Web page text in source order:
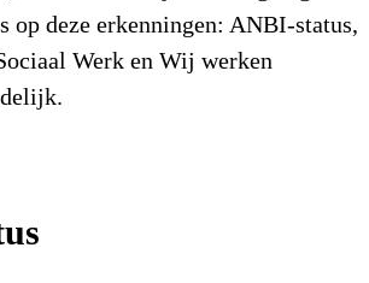
op deze erkenningen: ANBI-status,
Werk en Wij werken